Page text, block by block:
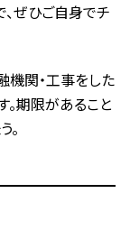
ぜひご自身でチ
機関・工事をした
期限があること
。